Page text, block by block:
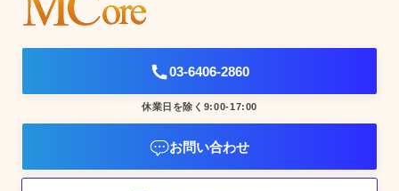
03-6406-2860
休業日を除く9:00-17:00
お問い合わせ